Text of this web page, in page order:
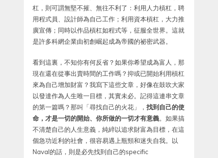
杠，則可謂無堅不摧、無往不利了：利用人力槓杠，聘
用程式員、設計師為自己工作；利用資本槓杠，大力推
廣宣傳；同時以作品槓杠如程式等，征服全世界。這就
是許多科網企業由初創崛起成為帝國的祕密武器。
看到這裏，不知你有何反省？如果你希望成為富人，那
現在還在從事出賣時間的工作嗎？抑或已開始利用槓杠
來為自己增加財富？我寫下這些文章，好像在鼓吹大家
以發達作為人生唯一目標，其實未必。記得這連串文章
的第一篇嗎？那叫「尋找自己的火花」， 找到自己的使
命，才是一切的開始、你所做的一切才有意義。如果搞
不清楚自己的人生意義，純綷以追求財富為目標，在這
個急功近利的社會，很容易遇上瓶頸和迷失自我。以
Naval的話，則是必先找到自己的specific